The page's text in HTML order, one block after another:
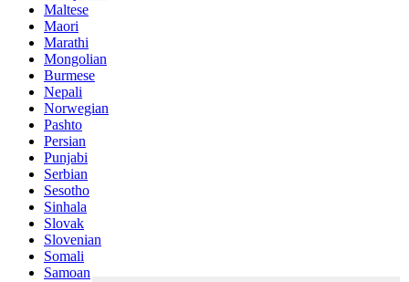
Maltese
Maori
Marathi
Mongolian
Burmese
Nepali
Norwegian
Pashto
Persian
Punjabi
Serbian
Sesotho
Sinhala
Slovak
Slovenian
Somali
Samoan